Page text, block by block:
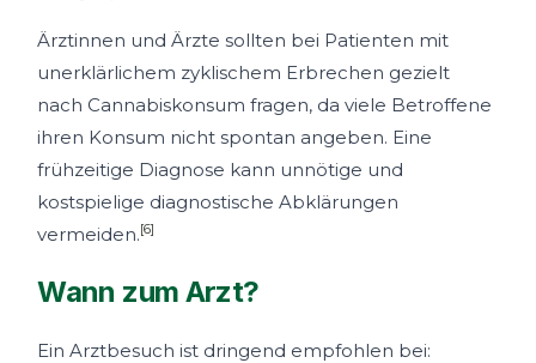
Ärztinnen und Ärzte sollten bei Patienten mit
unerklärlichem zyklischem Erbrechen gezielt
nach Cannabiskonsum fragen, da viele Betroffene
ihren Konsum nicht spontan angeben. Eine
frühzeitige Diagnose kann unnötige und
kostspielige diagnostische Abklärungen
vermeiden.[6]
Wann zum Arzt?
Ein Arztbesuch ist dringend empfohlen bei: